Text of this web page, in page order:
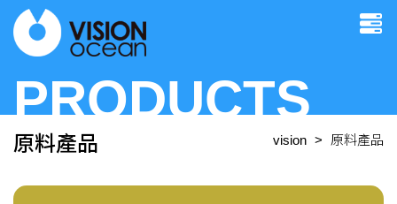
PRODUCTS
原料產品 vision 原料產品